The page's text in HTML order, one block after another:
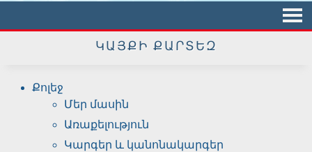
ԿԱՅՔԻ ՔԱՐՏԵԶ
Քոլեջ
Մեր մասին
Առաքելություն
Կարգեր և կանոնակարգեր